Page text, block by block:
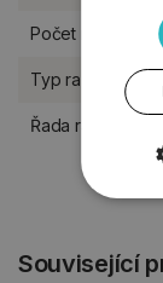
Počet razítek
Typ razítka
Řada razítek
Související